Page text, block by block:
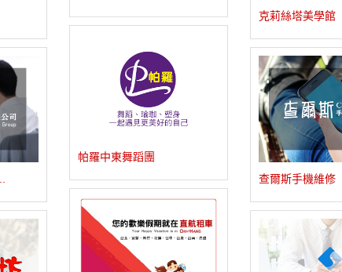
克莉絲塔美學館
帕羅中東舞蹈團
查爾斯手機維修